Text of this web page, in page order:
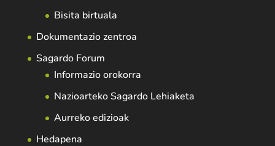
Bisita birtuala
Dokumentazio zentroa
Sagardo Forum
Informazio orokorra
Nazioarteko Sagardo Lehiaketa
Aurreko edizioak
Hedapena